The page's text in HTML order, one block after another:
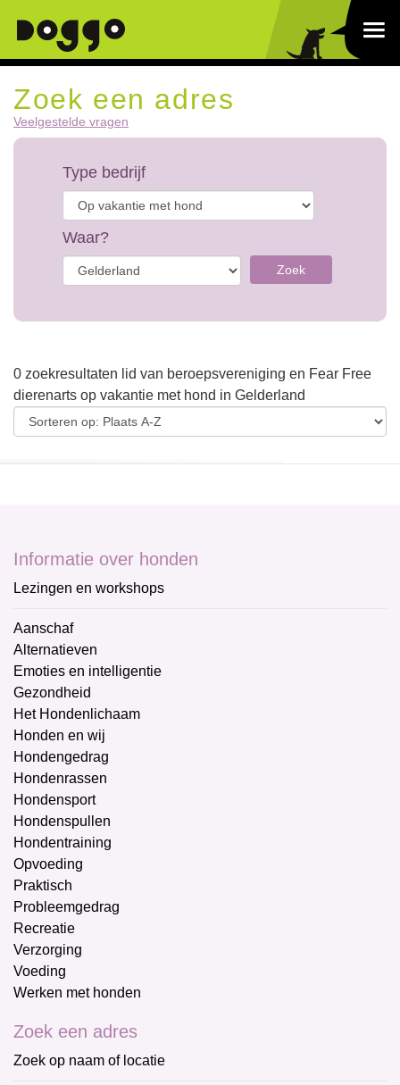
Zoek een adres
Veelgestelde vragen
Type bedrijf
Waar?
Zoek
0 zoekresultaten lid van beroepsvereniging en Fear Free
dierenarts op vakantie met hond in Gelderland
Informatie over honden
Lezingen en workshops
Aanschaf
Alternatieven
Emoties en intelligentie
Gezondheid
Het Hondenlichaam
Honden en wij
Hondengedrag
Hondenrassen
Hondensport
Hondenspullen
Hondentraining
Opvoeding
Praktisch
Probleemgedrag
Recreatie
Verzorging
Voeding
Werken met honden
Zoek een adres
Zoek op naam of locatie